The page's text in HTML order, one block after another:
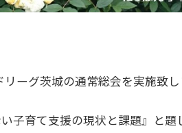
ーグ茨城の通常総会を実施致し
子育て支援の現状と課題』と題